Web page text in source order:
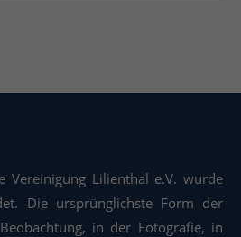
Vereinigung Lilienthal e.V. wurde
Die ursprünglichste Form der
in der Fotografie, in